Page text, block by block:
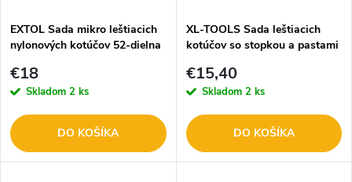
e
p
r
o
s
p
r
o
EXTOL Sada mikro leštiacich
nylonových kotúčov 52-dielna
€18
Skladom 2 ks
DO KOŠÍKA
XL-TOOLS Sada leštiacich
kotúčov so stopkou a pastami
€15,40
Skladom 2 ks
DO KOŠÍKA